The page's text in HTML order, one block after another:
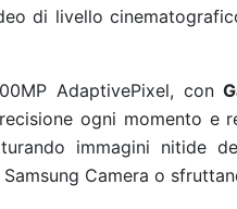
di livello
AdaptivePixel, con
ogni momento e
immagini nitide
Camera o